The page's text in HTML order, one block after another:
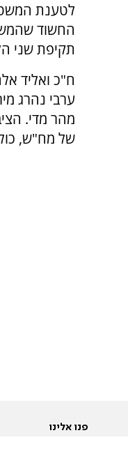
לטענת
החשוד
תקיפת שני
ח"כ ואליד
ערבי נהרג
מהר מדי.
של מח"ש,
פנו אלינו